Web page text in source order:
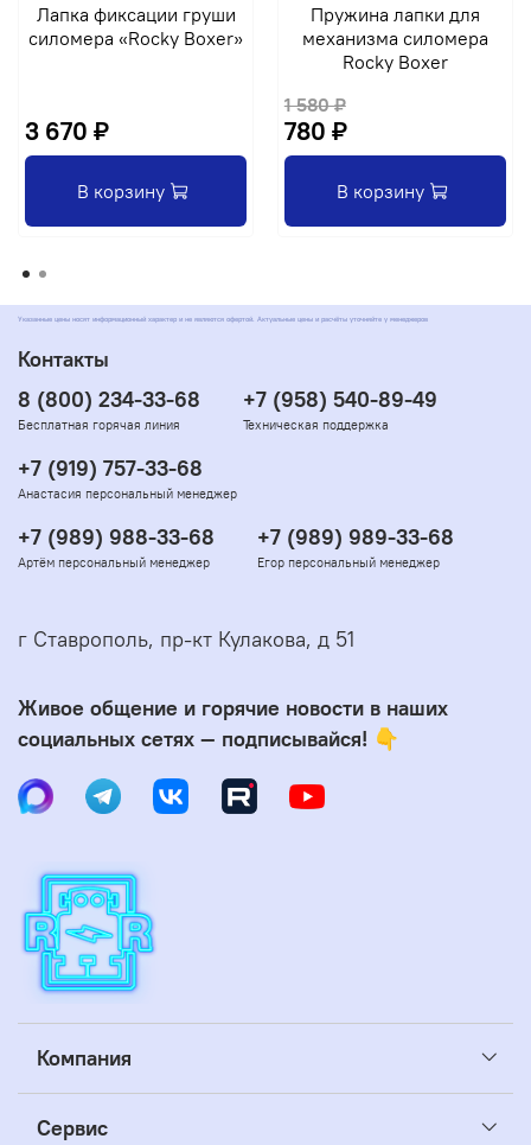
Лапка фиксации груши
силомера «Rocky Boxer»
3 670 ₽
В корзину
Пружина лапки для
механизма силомера
Rocky Boxer
1 580 ₽
780 ₽
В корзину
Указанные цены носят информационный характер и не являются офертой. Актуальные цены и расчёты уточняйте у менеджеров
Компания
Сервис
Контакты
8 (800) 234-33-68
Бесплатная горячая линия
+7 (958) 540-89-49
Техническая поддержка
+7 (919) 757-33-68
Анастасия персональный менеджер
+7 (989) 988-33-68
Артём персональный менеджер
+7 (989) 989-33-68
Егор персональный менеджер
г Ставрополь, пр-кт Кулакова, д 51
Живое общение и горячие новости в наших
социальных сетях — подписывайся! 👇